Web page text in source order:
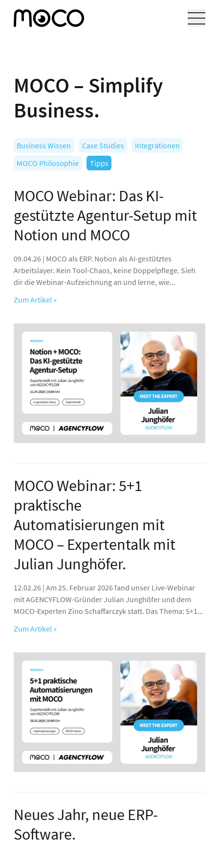
MOCO – Simplify
Business.
Business Wissen Case Studies
Integrationen
MOCO Philosophie
Tipps
MOCO Webinar: Das KI-
gestützte Agentur-Setup mit
Notion und MOCO
09.04.26 | MOCO als ERP. Notion als AI-gestütztes
Arbeitslayer. Kein Tool-Chaos, keine Doppelpflege. Sieh
dir die Webinar-Aufzeichnung an und lerne, wie...
Zum Artikel »
MOCO Webinar: 5+1
praktische
Automatisierungen mit
MOCO – Expertentalk mit
Julian Junghöfer.
12.02.26 | Am 25. Februar 2026 fand unser Live-Webinar
mit AGENCYFLOW-Gründer Julian Junghöfer und dem
MOCO-Experten Zino Schaffarczyk statt. Das Thema: 5+1...
Zum Artikel »
Neues Jahr, neue ERP-
Software.